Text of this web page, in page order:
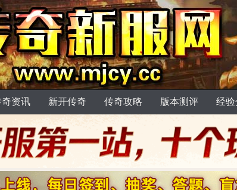
奇资讯 新开传奇 传奇攻略 版本测评 经